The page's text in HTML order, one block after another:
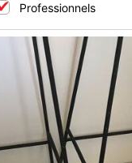
Professionnels